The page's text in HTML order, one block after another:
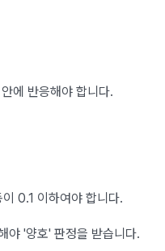
에 반응해야 합니다.
0.1 이하여야 합니다.
야 '양호' 판정을 받습니다.